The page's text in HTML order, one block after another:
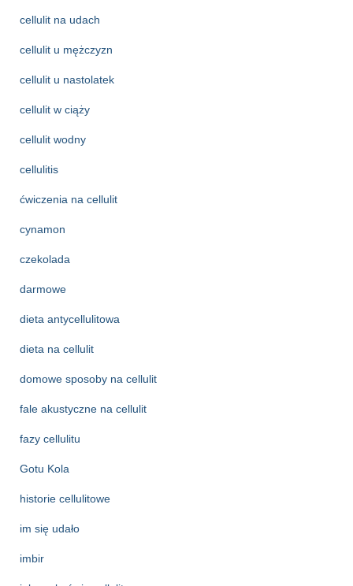
cellulit na udach
cellulit u mężczyzn
cellulit u nastolatek
cellulit w ciąży
cellulit wodny
cellulitis
ćwiczenia na cellulit
cynamon
czekolada
darmowe
dieta antycellulitowa
dieta na cellulit
domowe sposoby na cellulit
fale akustyczne na cellulit
fazy cellulitu
Gotu Kola
historie cellulitowe
im się udało
imbir